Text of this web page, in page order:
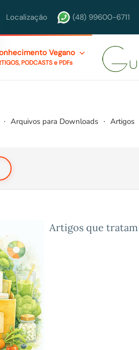
Localização (48) 99600-6711
Vegano
PODCASTS e PDFs
Arquivos para Downloads Artigos
Artigos que